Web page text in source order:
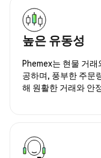
높은 유동성
Phemex는 현물 거
공하며, 풍부한 주문
해 원활한 거래와 안